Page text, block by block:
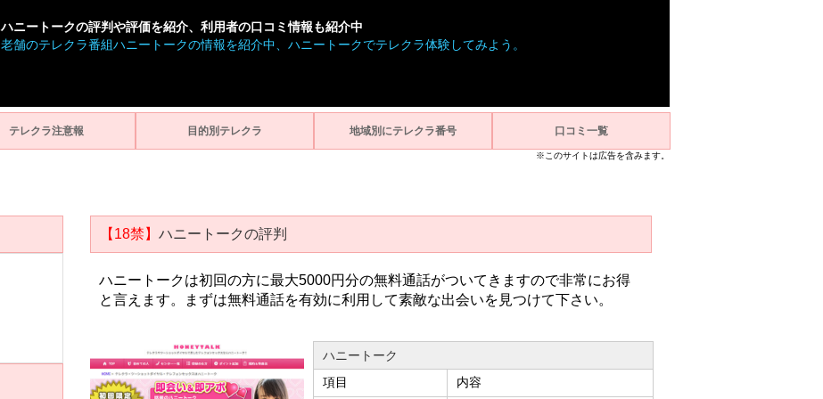
ハニートークの評判や評価を紹介、利用者の口コミ情報も紹介中
老舗のテレクラ番組ハニートークの情報を紹介中、ハニートークでテレクラ体験してみよう。
テレクラ注意報 目的別テレクラ 地域別にテレクラ番号 口コミ一覧
※このサイトは広告を含みます。
【18禁】 ハニートークの評判
ハニートークは初回の方に最大5000円分の無料通話がついてきますので非常にお得
と言えます。まずは無料通話を有効に利用して素敵な出会いを見つけて下さい。
ハニートーク
項目
内容